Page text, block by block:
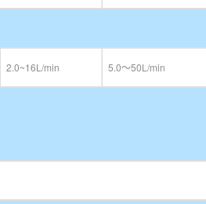
2.0~16L/min 5.0～50L/min